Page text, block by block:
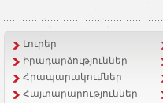
Լուրեր
Իրադարձություններ
Հրապարակումներ
Հայտարարություններ